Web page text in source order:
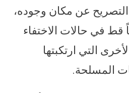
عن مكان وجوده،
قط في حالات الاختفاء
التي ارتكبتها
المسلحة.